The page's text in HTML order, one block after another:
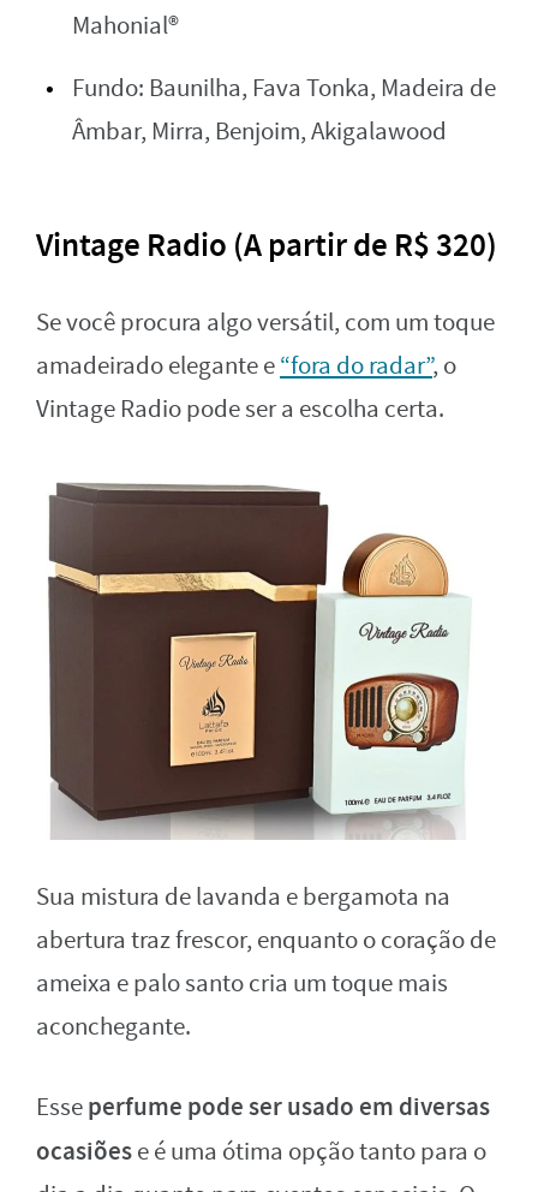
Mahonial®
Fundo: Baunilha, Fava Tonka, Madeira de
Âmbar, Mirra, Benjoim, Akigalawood
Vintage Radio (A partir de R$ 320)
Se você procura algo versátil, com um toque
amadeirado elegante e“fora do radar”, o
Vintage Radio pode ser a escolha certa.
Sua mistura de lavanda e bergamota na
abertura traz frescor, enquanto o coração de
ameixa e palo santo cria um toque mais
aconchegante.
Esseperfume pode ser usado em diversas
ocasiõese é uma ótima opção tanto para o